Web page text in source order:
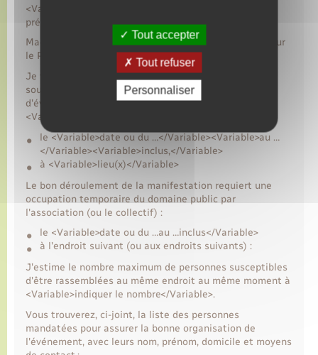
<Variable>Adresse de la mairie ou de la
préfecture</Variable>
Madame ou Monsieur le Maire (ou Madame ou Monsieur
le Préfet),
Je vous informe que l’association (ou le collectif)
souhaite organiser <Variable>préciser le type
d'événement</Variable> , sous l'appellation
<Variable>indiquer le nom de l'événement</Variable> :
le <Variable>date ou du …</Variable><Variable>au …
</Variable><Variable>inclus,</Variable>
à <Variable>lieu(x)</Variable>
Le bon déroulement de la manifestation requiert une
occupation temporaire du domaine public par
l'association (ou le collectif) :
le <Variable>date ou du …au …inclus</Variable>
à l'endroit suivant (ou aux endroits suivants) :
J'estime le nombre maximum de personnes susceptibles
d'être rassemblées au même endroit au même moment à
<Variable>indiquer le nombre</Variable>.
Vous trouverez, ci-joint, la liste des personnes
mandatées pour assurer la bonne organisation de
l'événement, avec leurs nom, prénom, domicile et moyens
Tout accepter
Tout refuser
Personnaliser